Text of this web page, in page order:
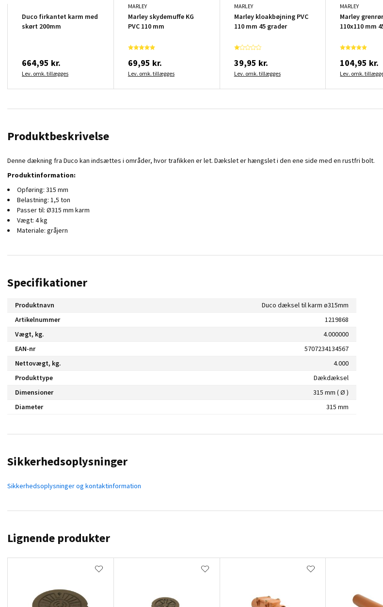
Duco firkantet karm med
skørt 200mm
664,95 kr.
Lev. omk. tillægges
MARLEY
Marley skydemuffe KG
PVC 110 mm
69,95 kr.
Lev. omk. tillægges
MARLEY
Marley kloakbøjning PVC
110 mm 45 grader
39,95 kr.
Lev. omk. tillægges
MARLEY
Marley grenrør
110x110 mm
104,95 kr.
Lev. omk.
Produktbeskrivelse
Denne dækning fra Duco kan indsættes i områder, hvor trafikken er let. Dækslet er hængslet i den ene side med en rustfri bolt.
Produktinformation:
Opføring: 315 mm
Belastning: 1,5 ton
Passer til: Ø315 mm karm
Vægt: 4 kg
Materiale: gråjern
Specifikationer
Produktnavn
Duco dæksel til karm ø315mm
Artikelnummer
1219868
Vægt, kg.
4.000000
EAN-nr
5707234134567
Nettovægt, kg.
4.000
Produkttype
Dækdæksel
Dimensioner
315 mm ( Ø )
Diameter
315 mm
Sikkerhedsoplysninger
Sikkerhedsoplysninger og kontaktinformation
Lignende produkter